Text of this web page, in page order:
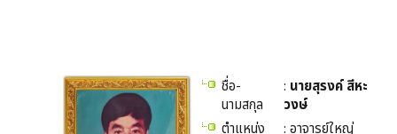
ชื่อ-
นามสกุล
: นายสุรงค์ สีหะ
วงษ์
ตำแหน่ง
: อาจารย์ใหญ่